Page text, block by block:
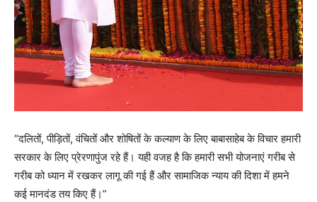
“दलितों, पीड़ितों, वंचितों और शोषितों के कल्याण के लिए बाबासाहेब के विचार हमारी
सरकार के लिए प्रेरणापुंज रहे हैं। यही वजह है कि हमारी सभी योजनाएं गरीब से
गरीब को ध्यान में रखकर लागू की गई हैं और सामाजिक न्याय की दिशा में हमने
कई मानदंड तय किए हैं।”